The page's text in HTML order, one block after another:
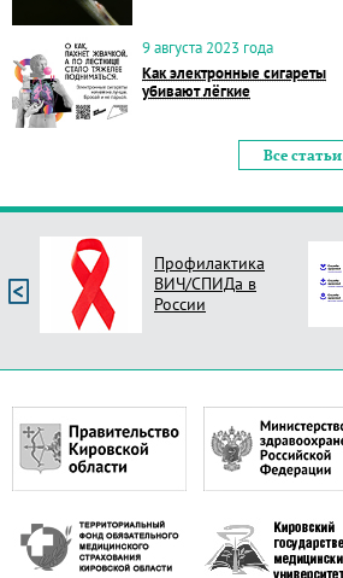
9 августа 2023 года
Как электронные сигареты
убивают лёгкие
Все статьи
Профилактика
ВИЧ/СПИДа в
России